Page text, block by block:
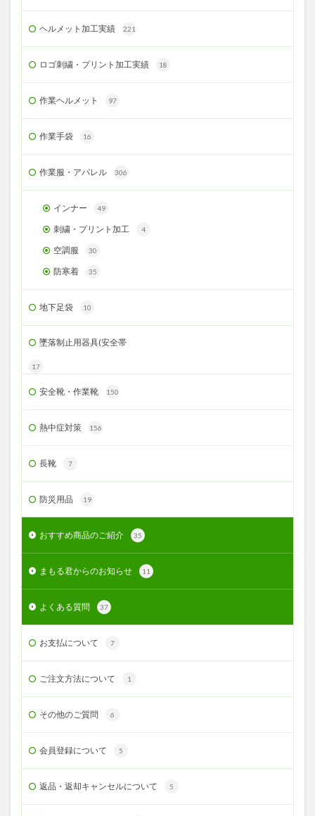
ヘルメット加工実績 221
ロゴ刺繍・プリント加工実績 18
作業ヘルメット 97
作業手袋 16
作業服・アパレル 306
インナー 49
刺繍・プリント加工 4
空調服 30
防寒着 35
地下足袋 10
墜落制止用器具(安全帯
17
安全靴・作業靴 150
熱中症対策 156
長靴 7
防災用品 19
おすすめ商品のご紹介 35
まもる君からのお知らせ 11
よくある質問 37
お支払について 7
ご注文方法について 1
その他のご質問 6
会員登録について 5
返品・返却キャンセルについて 5